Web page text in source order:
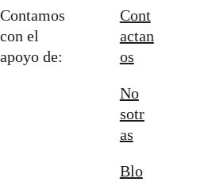
Cont
actan
os
Contamos
con el
apoyo de:
No
sotr
as
Blo